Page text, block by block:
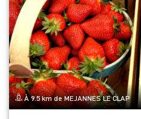
À 9.5 km de MEJANNES LE CLAP